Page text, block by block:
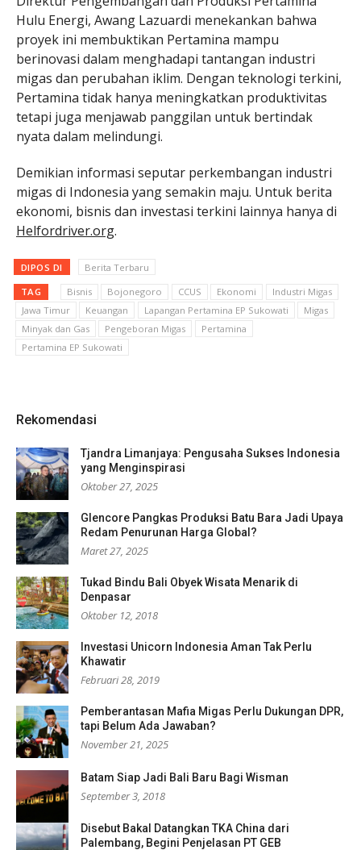
Hulu Energi, Awang Lazuardi menekankan bahwa
proyek ini membuktikan Pertamina mampu
berinovasi dalam menghadapi tantangan industri
migas dan perubahan iklim. Dengan teknologi terkini,
Pertamina tidak hanya meningkatkan produktivitas
tetapi juga menjawab panggilan untuk bertindak
nyata dalam melindungi.
Demikian informasi seputar perkembangan industri
migas di Indonesia yang semakin maju. Untuk berita
ekonomi, bisnis dan investasi terkini lainnya hanya di
Helfordriver.org.
DIPOS DI Berita Terbaru
TAG Bisnis Bojonegoro CCUS Ekonomi
Industri Migas
Jawa Timur
Keuangan Lapangan Pertamina EP Sukowati
Migas
Minyak dan Gas
Pengeboran Migas
Pertamina
Pertamina EP Sukowati
Rekomendasi
Tjandra Limanjaya: Pengusaha Sukses Indonesia
yang Menginspirasi
Oktober 27, 2025
Glencore Pangkas Produksi Batu Bara Jadi Upaya
Redam Penurunan Harga Global?
Maret 27, 2025
Tukad Bindu Bali Obyek Wisata Menarik di
Denpasar
Oktober 12, 2018
Investasi Unicorn Indonesia Aman Tak Perlu
Khawatir
Februari 28, 2019
Pemberantasan Mafia Migas Perlu Dukungan DPR,
tapi Belum Ada Jawaban?
November 21, 2025
Batam Siap Jadi Bali Baru Bagi Wisman
September 3, 2018
Disebut Bakal Datangkan TKA China dari
Palembang, Begini Penjelasan PT GEB